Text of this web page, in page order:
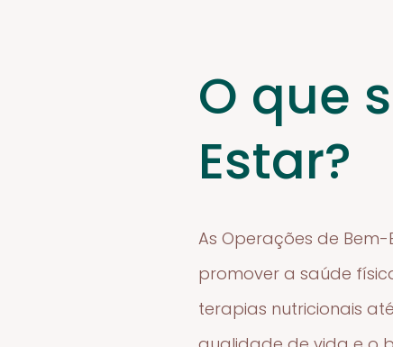
O que
Estar?
As Operações de
promover a saúde
terapias nutricionais